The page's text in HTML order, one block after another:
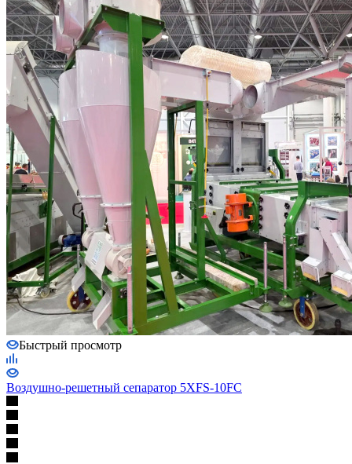
Быстрый просмотр
Воздушно-решетный сепаратор 5XFS-10FC